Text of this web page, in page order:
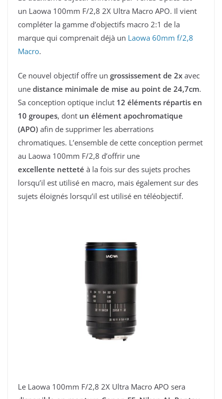
un Laowa 100mm F/2,8 2X Ultra Macro APO. Il vient
compléter la gamme d’objectifs macro 2:1 de la
marque qui comprenait déjà un Laowa 60mm f/2,8
Macro.
Ce nouvel objectif offre un grossissement de 2x avec
une distance minimale de mise au point de 24,7cm.
Sa conception optique inclut 12 éléments répartis en
10 groupes, dont un élément apochromatique
(APO) afin de supprimer les aberrations
chromatiques. L’ensemble de cette conception permet
au Laowa 100mm F/2,8 d’offrir une
excellente netteté à la fois sur des sujets proches
lorsqu’il est utilisé en macro, mais également sur des
sujets éloignés lorsqu’il est utilisé en téléobjectif.
Le Laowa 100mm F/2,8 2X Ultra Macro APO sera